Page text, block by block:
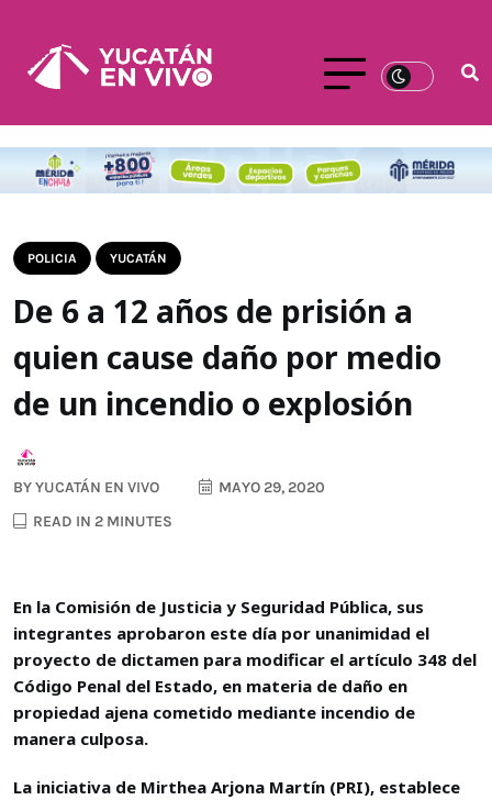
POLICIA YUCATÁN
De 6 a 12 años de prisión a
quien cause daño por medio
de un incendio o explosión
BYYUCATÁN EN VIVO
MAYO 29, 2020
READ IN 2 MINUTES
En la Comisión de Justicia y Seguridad Pública, sus
integrantes aprobaron este día por unanimidad el
proyecto de dictamen para modificar el artículo 348 del
Código Penal del Estado, en materia de daño en
propiedad ajena cometido mediante incendio de
manera culposa.
La iniciativa de Mirthea Arjona Martín (PRI), establece